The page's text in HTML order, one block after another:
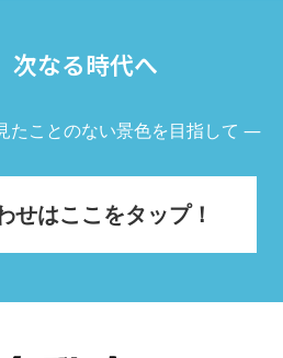
なる時代へ
ことのない景色を目指して ―
せはここをタップ！